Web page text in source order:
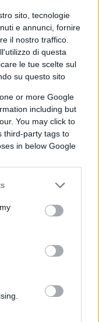
sito, tecnologie
e annunci, fornire
il nostro traffico.
di questa
le tue scelte sul
su questo sito
or more Google
including but
You may click to
third-party tags to
in below Google
La segretaria
l’onda:
che la
un
so se ci sono
è a tutela
ma la destra fa
italiana
quello per